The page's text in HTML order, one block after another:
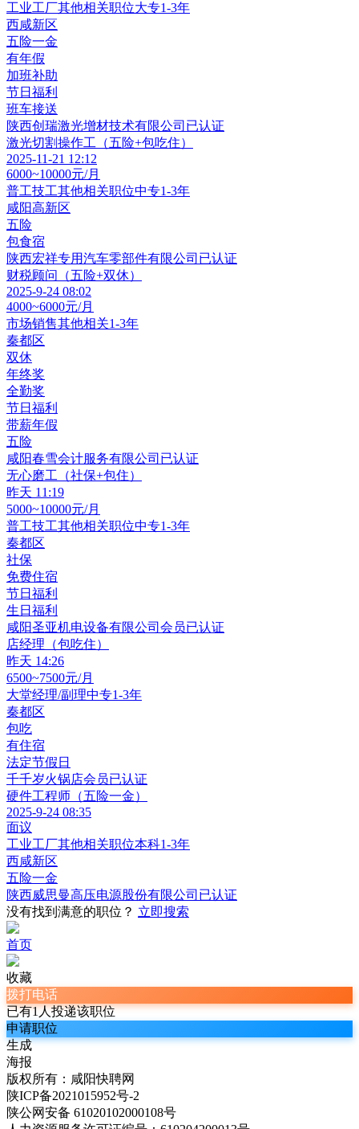
工业工厂其他相关职位大专1-3年
西咸新区
五险一金
有年假
加班补助
节日福利
班车接送
陕西创瑞激光增材技术有限公司 已认证
激光切割操作工（五险+包吃住）
2025-11-21 12:12
6000~10000元/月
普工技工其他相关职位中专1-3年
咸阳高新区
五险
包食宿
陕西宏祥专用汽车零部件有限公司 已认证
财税顾问（五险+双休）
2025-9-24 08:02
4000~6000元/月
市场销售其他相关1-3年
秦都区
双休
年终奖
全勤奖
节日福利
带薪年假
五险
咸阳春雪会计服务有限公司 已认证
无心磨工（社保+包住）
昨天 11:19
5000~10000元/月
普工技工其他相关职位中专1-3年
秦都区
社保
免费住宿
节日福利
生日福利
咸阳圣亚机电设备有限公司 会员已认证
店经理（包吃住）
昨天 14:26
6500~7500元/月
大堂经理/副理中专1-3年
秦都区
包吃
有住宿
法定节假日
千千岁火锅店会员已认证
硬件工程师（五险一金）
2025-9-24 08:35
面议
工业工厂其他相关职位本科1-3年
西咸新区
五险一金
陕西威思曼高压电源股份有限公司 已认证
没有找到满意的职位？ 立即搜索
首页
收藏
拨打电话
已有1人投递该职位
申请职位
生成
海报
版权所有：咸阳快聘网
陕ICP备2021015952号-2
陕公网安备 61020102000108号